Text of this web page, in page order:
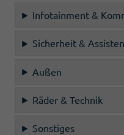
Infotainment &
Sicherheit &
Außen
Räder & Technik
Sonstiges